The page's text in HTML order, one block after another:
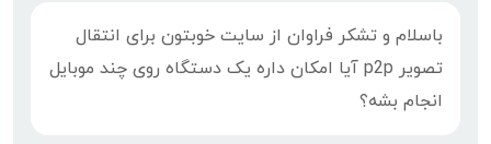
باسلام و تشکر فراوان از سایت خوبتون برای انتقال
تصویر p2p آیا امکان داره یک دستگاه روی چند موبایل
انجام بشه؟